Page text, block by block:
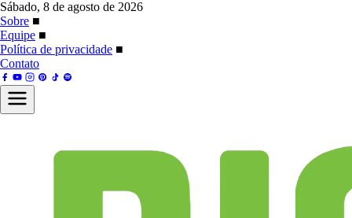
Sábado, 8 de agosto de 2026
Sobre ■
Equipe ■
Política de privacidade ■
Contato